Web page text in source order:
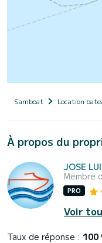
Samboat Location
À propos du
JOSE
Membre
PRO
Voir
Taux de réponse : 100